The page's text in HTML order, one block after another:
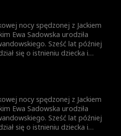
między nimi zaczęło kiełkować
został oficjalnie uznany przez
dzięki synowi – zyskała szacunek
dostatnie życie.
nocy spędzonej z Jackiem
Ewa Sadowska urodziła
Sześć lat później
się o istnieniu dziecka i
między nimi zaczęło kiełkować
został oficjalnie uznany przez
dzięki synowi – zyskała szacunek
dostatnie życie.
nocy spędzonej z Jackiem
Ewa Sadowska urodziła
Sześć lat później
się o istnieniu dziecka i